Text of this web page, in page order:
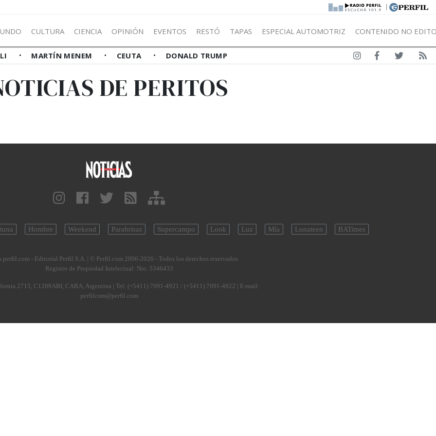
|
CULTURA CIENCIA OPINIÓN EVENTOS RESTÓ TAPAS ESPECIAL AUTOMOTRIZ CONTENIDO NO
MARTÍN MENEM CEUTA DONALD TRUMP
DE PERITOS
Hombre Weekend Parabrisas Supercampo Look Luz Mía Lunateen BATimes
- Editorial Perfil S.A. | © Perfil.com 2006-2026 - Todos los derechos reservados
Registro de Propiedad Intelectual: Nro. 5346433
2715, C1289ABI, CABA, Argentina | Tel: (+5411) 7091-4921 / (+5411) 7091-4922 | E-mail:
perfilcom@perfil.com